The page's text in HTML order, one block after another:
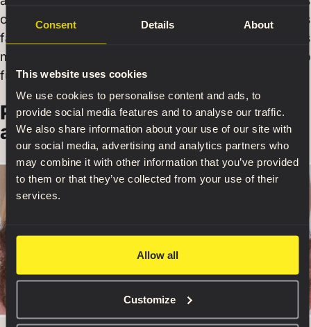
Consent Details About
This website uses cookies
We use cookies to personalise content and ads, to
provide social media features and to analyse our traffic.
We also share information about your use of our site with
our social media, advertising and analytics partners who
may combine it with other information that you’ve provided
to them or that they’ve collected from your use of their
services.
Allow all
Customize
compreensíveis, com apenas as informações
factuais mais cruciais e nomes latinos dos
músculos. Para um animador, o essencial é como
funciona.
Para os artistas, o essencial é a
aparência